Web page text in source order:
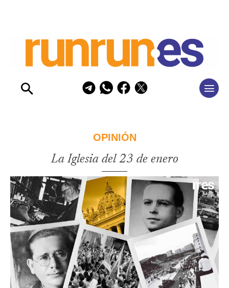
OPINIÓN
La Iglesia del 23 de enero